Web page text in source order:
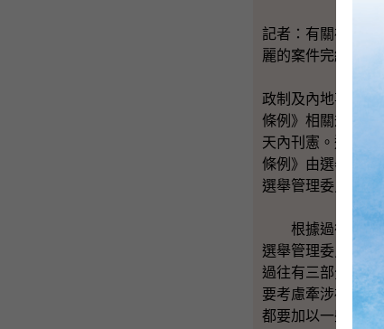
記者：有關補選
麗的案件完結後，
政制及內地事務局
條例》相關規定，
天內刊憲。這一步
條例》由選舉管理
選舉管理委員會決
根據過往各項補
選舉管理委員過往
過往有三部分的考
要考慮牽涉補選的
都要加以一些訓練